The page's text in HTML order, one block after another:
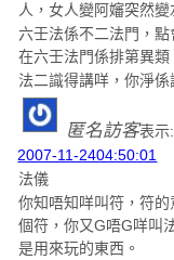
人，女人變阿嬸突然變
六壬法係不二法門，
在六壬法門係排第異類
法二識得講咩，你淨
匿名訪客表示:
2007-11-2404:50:01
法儀
你知唔知咩叫符，符
個符，你又G唔G咩叫
是用來玩的東西。